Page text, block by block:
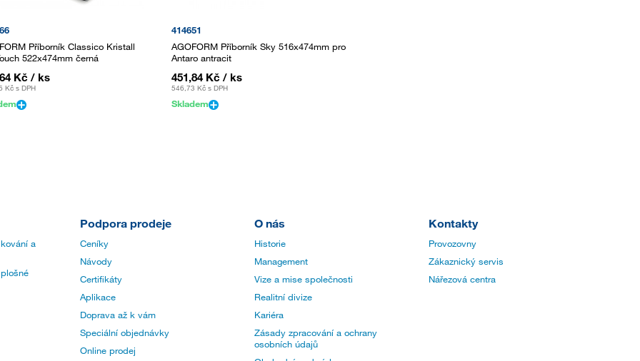
Příborník Classico Kristall
522x474mm černá
Kč / ks
Kč s DPH
414651
AGOFORM Příborník Sky 516x474mm pro
Antaro antracit
451,84 Kč / ks
546,73 Kč s DPH
Skladem
a
Podpora prodeje
Ceníky
Návody
Certifikáty
Aplikace
Doprava až k vám
Speciální objednávky
Online prodej
O nás
Historie
Management
Vize a mise společnosti
Realitní divize
Kariéra
Zásady zpracování a ochrany
osobních údajů
Kontakty
Provozovny
Zákaznický servis
Nářezová centra